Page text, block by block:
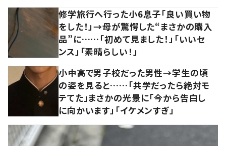
修学旅行へ行った小6息子「良い買い物
をした！」→母が驚愕した“まさかの購入
品”に……「初めて見ました！」「いいセ
ンス」「素晴らしい！」
小中高で男子校だった男性→学生の頃
の姿を見ると……「共学だったら絶対モ
テてた」まさかの光景に「今から告白し
に向かいます」「イケメンすぎ」